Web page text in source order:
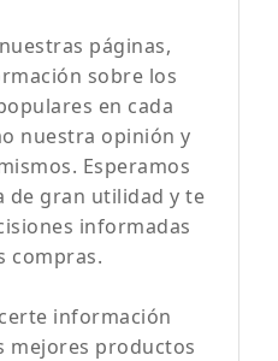
páginas,
sobre los
en cada
nuestra opinión y
Esperamos
de gran utilidad y te
informadas
compras.
información
mejores productos